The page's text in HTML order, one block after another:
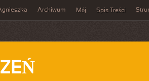
Archiwum Mój Spis Treści